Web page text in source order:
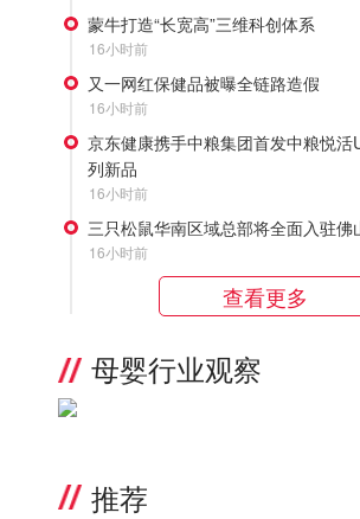
蒙牛打造“长宽高”三维科创体系
16小时前
又一网红保健品被曝全链路造假
16小时前
京东健康携手中粮集团首发中粮悦活
列新品
16小时前
三只松鼠华南区域总部将全面入驻佛
16小时前
查看更多
母婴行业观察
推荐